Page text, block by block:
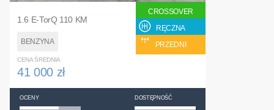
1.6 E-TorQ 110 KM
BENZYNA
CROSSOVER
RĘCZNA
PRZEDNI
CENA ŚREDNIA
41 000 zł
OCENY DOSTĘPNOŚĆ